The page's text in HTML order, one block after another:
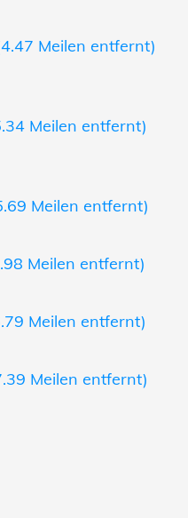
Meilen entfernt)
Meilen entfernt)
Meilen entfernt)
Meilen entfernt)
Meilen entfernt)
Meilen entfernt)